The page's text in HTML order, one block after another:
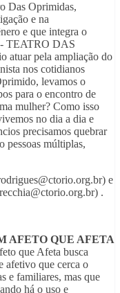
Das Oprimidas,
e na
e que integra o
TEATRO DAS
atuar pela ampliação do
nos cotidianos
levamos o
para o encontro de
mulher? Como isso
no dia a dia e
precisamos quebrar
pessoas múltiplas,
e
.
AFETO QUE AFETA
que Afeta busca
afetivo que cerca o
e familiares, mas que
há o uso e